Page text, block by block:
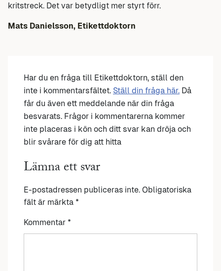
kritstreck. Det var betydligt mer styrt förr.
Mats Danielsson, Etikettdoktorn
Har du en fråga till Etikettdoktorn, ställ den
inte i kommentarsfältet. Ställ din fråga här. Då
får du även ett meddelande när din fråga
besvarats. Frågor i kommentarerna kommer
inte placeras i kön och ditt svar kan dröja och
blir svårare för dig att hitta
Lämna ett svar
E-postadressen publiceras inte. Obligatoriska
fält är märkta *
Kommentar *